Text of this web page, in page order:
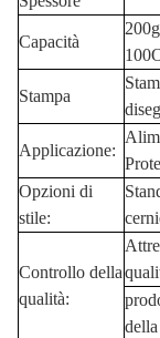
Capacità
Stampa
Applicazione:
Opzioni di
stile:
Controllo della
qualità: